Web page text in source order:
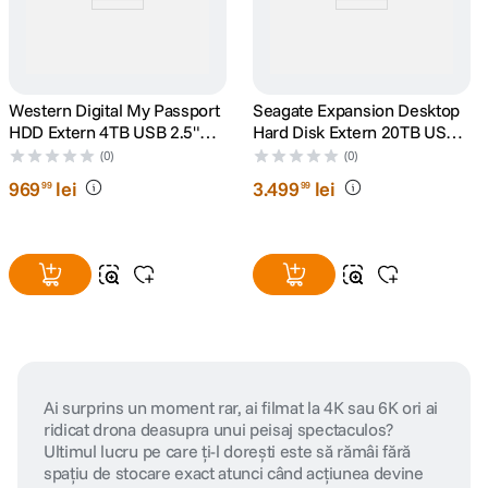
Western Digital My Passport
HDD Extern 4TB USB 2.5"
Albastru
(0)
96999 lei
Seagate Expansion Desktop
Hard Disk Extern 20TB USB
3.0 Negru
(0)
3.49999 lei
Ai surprins un moment rar, ai filmat la 4K sau 6K ori ai
ridicat drona deasupra unui peisaj spectaculos?
Ultimul lucru pe care ți-l dorești este să rămâi fără
spațiu de stocare exact atunci când acțiunea devine